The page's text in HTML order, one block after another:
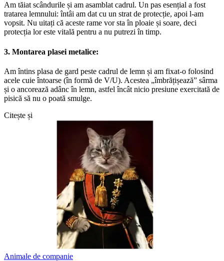
Am tăiat scândurile și am asamblat cadrul. Un pas esențial a fost
tratarea lemnului: întâi am dat cu un strat de protecție, apoi l-am
vopsit. Nu uitați că aceste rame vor sta în ploaie și soare, deci
protecția lor este vitală pentru a nu putrezi în timp.
3. Montarea plasei metalice:
Am întins plasa de gard peste cadrul de lemn și am fixat-o folosind
acele cuie întoarse (în formă de V/U). Acestea „îmbrățișează” sârma
și o ancorează adânc în lemn, astfel încât nicio presiune exercitată de
pisică să nu o poată smulge.
Citește și
Animale de companie